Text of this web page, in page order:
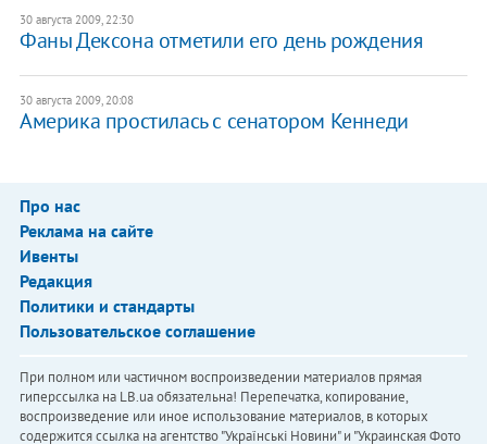
30 августа 2009, 22:30
Фаны Дексона отметили его день рождения
30 августа 2009, 20:08
Америка простилась с сенатором Кеннеди
Про нас
Реклама на сайте
Ивенты
Редакция
Политики и стандарты
Пользовательское соглашение
При полном или частичном воспроизведении материалов прямая
гиперссылка на LB.ua обязательна! Перепечатка, копирование,
воспроизведение или иное использование материалов, в которых
содержится ссылка на агентство "Українськi Новини" и "Украинская Фото